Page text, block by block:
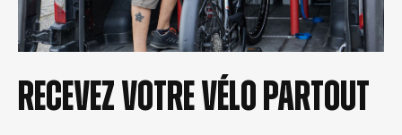
Recevez votre vélo partout